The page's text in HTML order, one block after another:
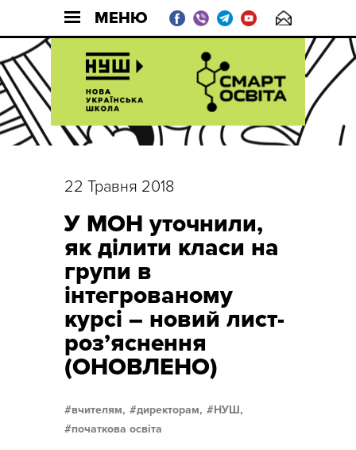
МЕНЮ
22 Травня 2018
У МОН уточнили,
як ділити класи на
групи в
інтегрованому
курсі – новий лист-
роз’яснення
(ОНОВЛЕНО)
вчителям, директорам,
НУШ,
початкова освіта